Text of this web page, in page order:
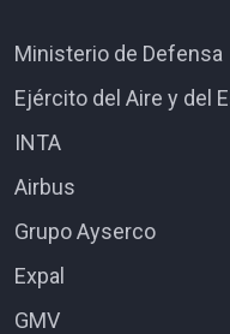
Ministerio de Defensa
Ejército del Aire y del
INTA
Airbus
Grupo Ayserco
Expal
GMV